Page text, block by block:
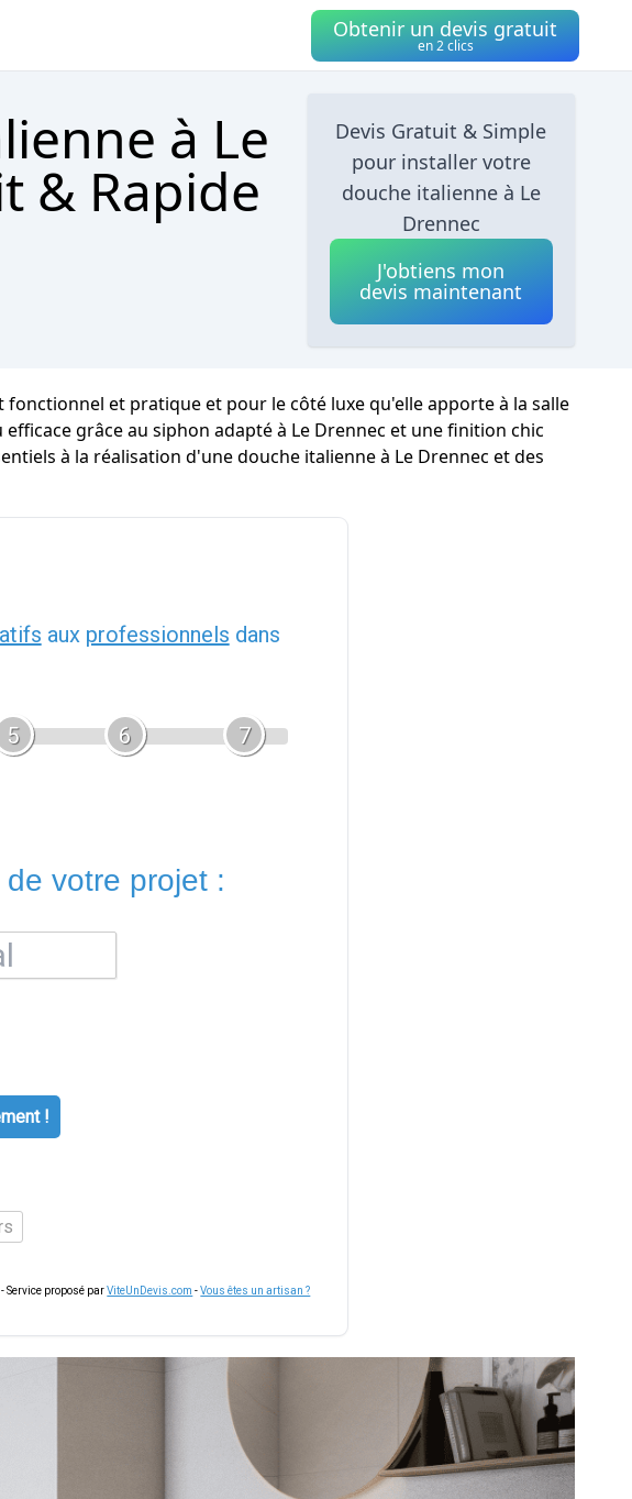
Obtenir un devis gratuit
en 2 clics
à Le
& Rapide
Devis Gratuit & Simple
pour installer votre
douche italienne à Le
Drennec
J'obtiens mon
devis maintenant
et pratique et pour le côté luxe qu'elle apporte à la salle
grâce au siphon adapté à Le Drennec et une finition chic
à la réalisation d'une douche italienne à Le Drennec et des
aux professionnels dans
5 6 7
votre projet :
!
- Service proposé parViteUnDevis.com -Vous êtes un artisan ?